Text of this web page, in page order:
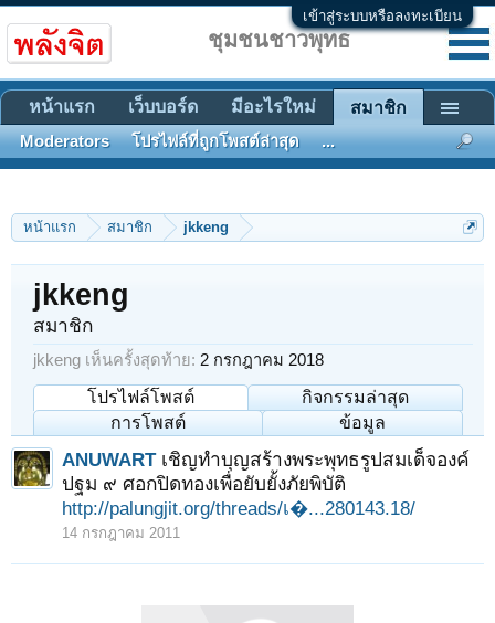
เข้าสู่ระบบหรือลงทะเบียน
หน้าแรก สมาชิก jkkeng
jkkeng
สมาชิก
jkkeng เห็นครั้งสุดท้าย: 2 กรกฎาคม 2018
โปรไฟล์โพสต์
กิจกรรมล่าสุด
การโพสต์
ข้อมูล
ANUWART เชิญทำบุญสร้างพระพุทธรูปสมเด็จองค์
ปฐม ๙ ศอกปิดทองเพื่อยับยั้งภัยพิบัติ
http://palungjit.org/threads/เ�...280143.18/
14 กรกฎาคม 2011
ชุมชนชาวพุทธ
หน้าแรก เว็บบอร์ด มีอะไรใหม่ สมาชิก
Moderators โปรไฟล์ที่ถูกโพสต์ล่าสุด ...